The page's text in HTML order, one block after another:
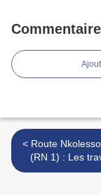
< Route Nkolessong-Nding
(RN 1) : Les
chaussée